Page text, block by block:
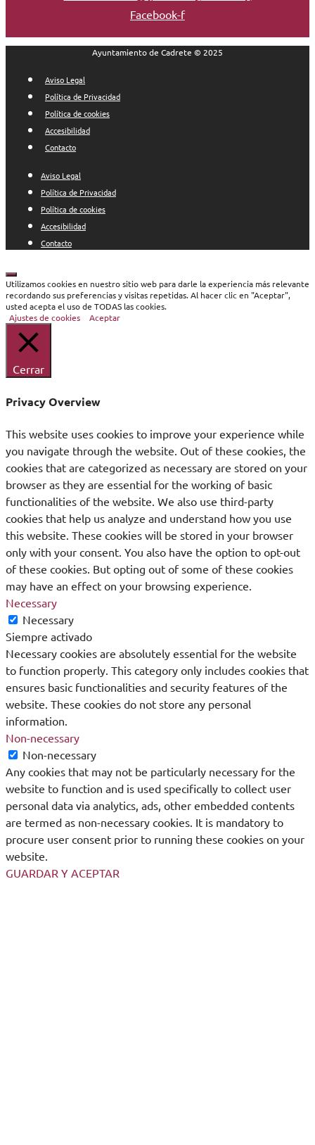
Facebook-f
Ayuntamiento de Cadrete © 2025
Aviso Legal
Política de Privacidad
Política de cookies
Accesibilidad
Contacto
Aviso Legal
Política de Privacidad
Política de cookies
Accesibilidad
Contacto
Cerrar
Utilizamos cookies en nuestro sitio web para darle la experiencia más relevante
recordando sus preferencias y visitas repetidas. Al hacer clic en "Aceptar",
usted acepta el uso de TODAS las cookies.
Ajustes de cookies
Aceptar
Cerrar
Privacy Overview
This website uses cookies to improve your experience while
you navigate through the website. Out of these cookies, the
cookies that are categorized as necessary are stored on your
browser as they are essential for the working of basic
functionalities of the website. We also use third-party
cookies that help us analyze and understand how you use
this website. These cookies will be stored in your browser
only with your consent. You also have the option to opt-out
of these cookies. But opting out of some of these cookies
may have an effect on your browsing experience.
Necessary
Necessary
Siempre activado
Necessary cookies are absolutely essential for the website
to function properly. This category only includes cookies that
ensures basic functionalities and security features of the
website. These cookies do not store any personal
information.
Non-necessary
Non-necessary
Any cookies that may not be particularly necessary for the
website to function and is used specifically to collect user
personal data via analytics, ads, other embedded contents
are termed as non-necessary cookies. It is mandatory to
procure user consent prior to running these cookies on your
website.
GUARDAR Y ACEPTAR